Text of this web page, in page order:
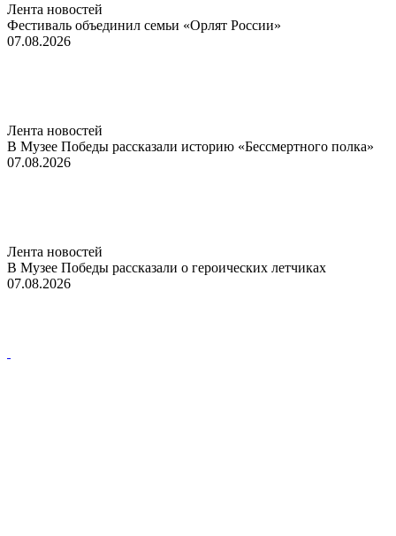
Лента новостей
Фестиваль объединил семьи «Орлят России»
07.08.2026
Лента новостей
В Музее Победы рассказали историю «Бессмертного полка»
07.08.2026
Лента новостей
В Музее Победы рассказали о героических летчиках
07.08.2026